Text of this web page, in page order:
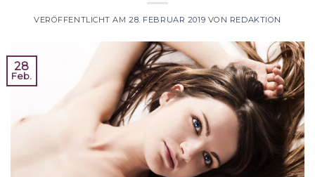
VERÖFFENTLICHT AM28. FEBRUAR 2019 VON REDAKTION
28
Feb.